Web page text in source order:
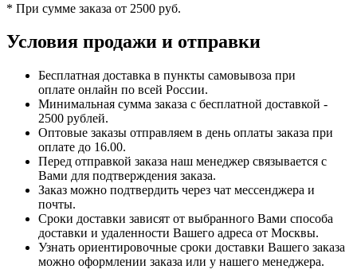
* При сумме заказа от 2500 руб.
Условия продажи и отправки
Бесплатная доставка в пункты самовывоза при
оплате онлайн по всей России.
Минимальная сумма заказа с бесплатной доставкой -
2500 рублей.
Оптовые заказы отправляем в день оплаты заказа при
оплате до 16.00.
Перед отправкой заказа наш менеджер связывается с
Вами для подтверждения заказа.
Заказ можно подтвердить через чат мессенджера и
почты.
Сроки доставки зависят от выбранного Вами способа
доставки и удаленности Вашего адреса от Москвы.
Узнать ориентировочные сроки доставки Вашего заказа
можно оформлении заказа или у нашего менеджера.